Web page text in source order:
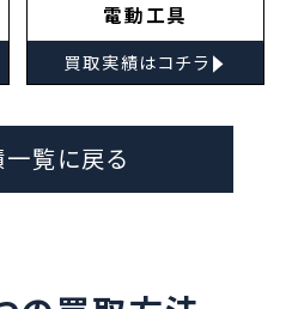
電動工具
買取実績はコチラ ▸
覧に戻る